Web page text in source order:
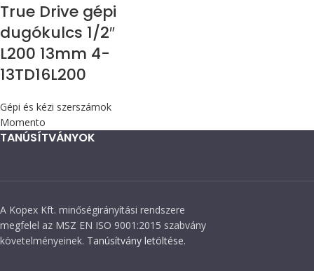
True Drive gépi
dugókulcs 1/2″
L200 13mm 4-
13TD16L200
Gépi és kézi szerszámok
Momento
TANÚSÍTVÁNYOK
A Kopex Kft. minőségirányítási rendszere
megfelel az MSZ EN ISO 9001:2015 szabvány
követelményeinek. Tanúsítvány letöltése.